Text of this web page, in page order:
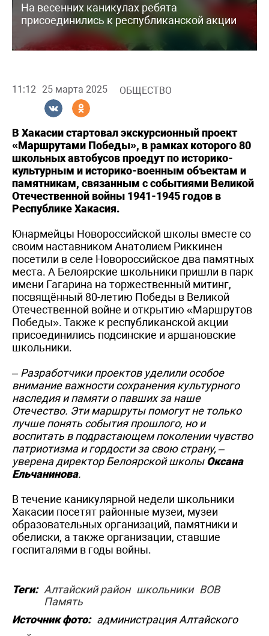
На весенних каникулах ребята
присоединились к республиканской акции
11:12 25 марта 2025 ОБЩЕСТВО
В Хакасии стартовал экскурсионный проект
«Маршрутами Победы», в рамках которого 80
школьных автобусов проедут по историко-
культурным и историко-военным объектам и
памятникам, связанным с событиями Великой
Отечественной войны 1941-1945 годов в
Республике Хакасия.
Юнармейцы Новороссийской школы вместе со
своим наставником Анатолием Риккинен
посетили в селе Новороссийское два памятных
места. А Белоярские школьники пришли в парк
имени Гагарина на торжественный митинг,
посвящённый 80-летию Победы в Великой
Отечественной войне и открытию «Маршрутов
Победы». Также к республиканской акции
присоединились подсинские и аршановские
школьники.
– Разработчики проектов уделили особое
внимание важности сохранения культурного
наследия и памяти о павших за наше
Отечество. Эти маршруты помогут не только
лучше понять события прошлого, но и
воспитать в подрастающем поколении чувство
патриотизма и гордости за свою страну, –
уверена директор Белоярской школы Оксана
Ельчанинова.
В течение каникулярной недели школьники
Хакасии посетят районные музеи, музеи
образовательных организаций, памятники и
обелиски, а также организации, ставшие
госпиталями в годы войны.
Теги: Алтайский район школьники ВОВ
Память
Источник фото: администрация Алтайского